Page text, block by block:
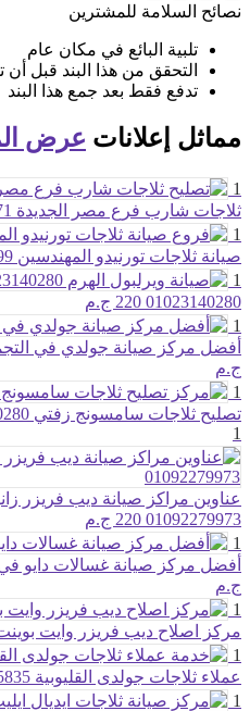
نصائح السلامة للمشترين
تلبية البائع في مكان عام
التحقق من هذا البند قبل
تدفع فقط بعد جمع هذا البند
مماثل إعلانات عرض
1
ثلاجات شارب فرع مصر الجديدة 01129347771
1
صيانة ثلاجات تورنيدو المهندسين 01125892599
1
01023140280 220 ج.م
1
أفضل مركز صيانة جولدي في التجمع
ج.م
1
تصليح ثلاجات سامسونج زفتي 01023140280
1
عناوين مراكز صيانة ديب فريزر
01092279973 220 ج.م
1
أفضل مركز صيانة غسالات دايو في
ج.م
1
مركز اصلاح ديب فريزر وايت بوينت الجيزة
1
عملاء ثلاجات جولدى القليوبية 01093055835
1